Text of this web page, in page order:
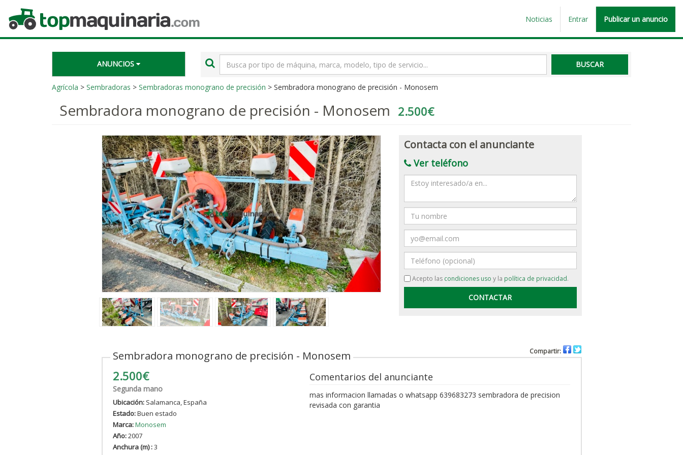
Topmaquinaria.com
Noticias
Entrar Publicar un anuncio
ANUNCIOS
Agrícola > Sembradoras > Sembradoras monograno de precisión > Sembradora monograno de precisión - Monosem
Sembradora monograno de precisión - Monosem 2.500€
‹ ›
Contacta con el anunciante
Ver teléfono
Mensaje
Nombre
Email
Teléfono
Acepto las condiciones uso y la política de privacidad.
Sembradora monograno de precisión - Monosem Compartir:
2.500€
Segunda mano
Ubicación:Salamanca, España
Estado:Buen estado
Marca:Monosem
Año:2007
Anchura (m) :3
Comentarios del anunciante
mas informacion llamadas o whatsapp 639683273 sembradora de precision
revisada con garantia